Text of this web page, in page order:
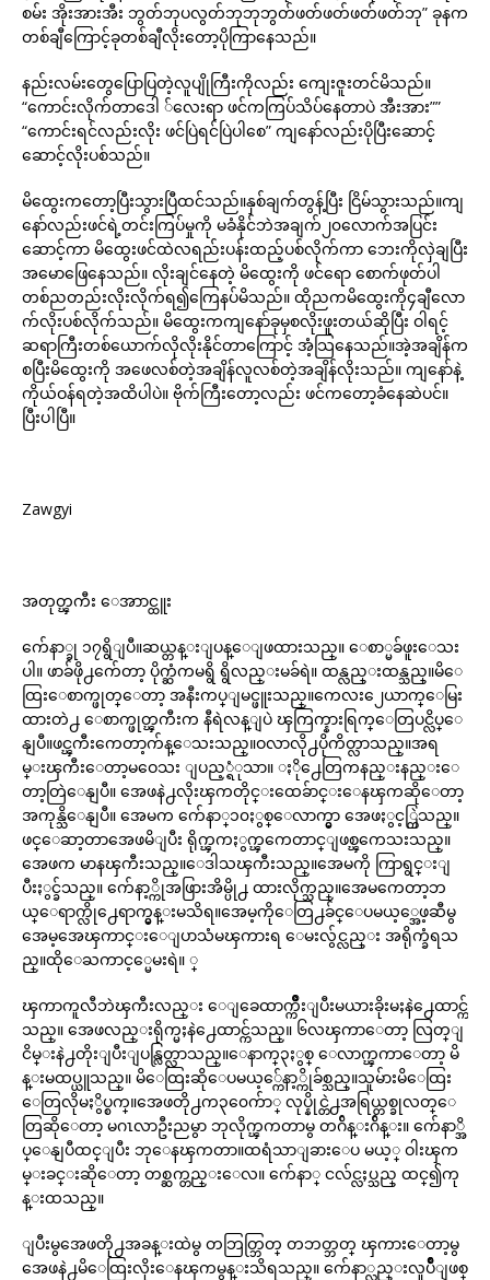
စမ်း အိုးအားအီး ဘွတ်ဘုပလွတ်ဘုဘုဘွတ်ဖတ်ဖတ်ဖတ်ဖတ်ဘု” ခုနက
တစ်ချီကြောင့်ခုတစ်ချီလိုးတော့ပိုကြာနေသည်။
နည်းလမ်းတွေပြောပြတဲ့လူပျိုကြီးကိုလည်း ကျေးဇူးတင်မိသည်။
“ကောင်းလိုက်တာဒေါ ်လေးရာ ဖင်ကကြပ်သိပ်နေတာပဲ အီးအား””
“ကောင်းရင်လည်းလိုး ဖင်ပြဲရင်ပြဲပါစေ” ကျနော်လည်းပိုပြီးဆောင့်
ဆောင့်လိုးပစ်သည်။
မိထွေးကတော့ပြီးသွားပြီထင်သည်။နှစ်ချက်တွန့်ပြီး ငြိမ်သွားသည်။ကျ
နော်လည်းဖင်ရဲ့တင်းကြပ်မှုကို မခံနိုင်ဘဲအချက်၂၀လောက်အပြင်း
ဆောင့်ကာ မိထွေးဖင်ထဲလရည်းပန်းထည့်ပစ်လိုက်ကာ ဘေးကိုလှဲချပြီး
အမောဖြေနေသည်။ လိုးချင်နေတဲ့ မိထွေးကို ဖင်ရော စောက်ဖုတ်ပါ
တစ်ညတည်းလိုးလိုက်ရ၍ကြေနပ်မိသည်။ ထိုညကမိထွေးကို၄ချီလော
က်လိုးပစ်လိုက်သည်။ မိထွေးကကျနော်ခုမှစလိုးဖူးတယ်ဆိုပြီး ဝါရင့်
ဆရာကြီးတစ်ယောက်လိုလိုးနိုင်တာကြောင့် အံ့သြနေသည်။အဲ့အချိန်က
စပြီးမိထွေးကို အဖေလစ်တဲ့အချိန်လူလစ်တဲ့အချိန်လိုးသည်။ ကျနော်နဲ့
ကိုယ်ဝန်ရတဲ့အထိပါပဲ။ ဗိုက်ကြီးတော့လည်း ဖင်ကတော့ခံနေဆဲပင်။
ပြီးပါပြီ။
Zawgyi
အတုတ္ၾကီး ေအာာင္ထူး
က်ေနာ္ခု ၁၇ရွိျပီ။ဆယ္တန္းျပန္ေျဖထားသည္။ ေစာ္မခ်ဖူးေသး
ပါ။ ဖာခ်ဖို႕က်ေတာ့ ပိုက္ဆံကမရွိ ရွိလည္းမခ်ရဲ။ ထန္လည္းထန္သည္။မိေ
ထြးေစာက္ဖုတ္ေတာ့ အနီးကပ္ျမင္ဖူးသည္။ကေလး၂ေယာက္ေမြး
ထားတဲ႕ ေစာက္ဖုတ္ၾကီးက နီရဲလန္ျပဲ ၾကြက္နားရြက္ေတြပင္လိပ္ေ
နျပီ။ဖင္ၾကီးကေတာ့က်န္ေသးသည္။ဝလာလို႕ပိုကိတ္လာသည္။အရ
မ္းၾကီးေတာ့မဝေသး ျပည့္ရံုသာ။ ႏို႕ေတြကနည္းနည္းေ
တာ့တြဲေနျပီ။ အေဖနဲ႕လိုးၾကတိုင္းထေခ်ာင္းေနၾကဆိုေတာ့
အကုန္သိေနျပီ။ အေမက က်ေနာ္၁၀ႏွစ္ေလာက္မွာ အေဖႏွင့္ကြဲသည္။
ဖင္ေဆာ့တာအေဖမိျပီး ရိုက္ၾကႏွက္ၾကေတာင္ျဖစ္ၾကေသးသည္။
အေဖက မာနၾကီးသည္။ေဒါသၾကီးသည္။အေမကို ကြာရွင္းျ
ပီးႏွင္ခ်သည္။ က်ေနာ့္ကိုအဖြားအိမ္ပို႕ ထားလိုက္သည္။အေမကေတာ့ဘ
ယ္ေရာက္လို႕ေရာက္မွန္းမသိရ။အေမ့ကိုေတြ႕ခ်င္ေပမယ့္အေဖ့ဆီမွ
အေမ့အေၾကာင္းေျပာသံမၾကားရ ေမးလ်ွင္လည္း အရိုက္ခံရသ
ည္။ထိုေႀကာင့္မေမးရဲ။ ္
ၾကာကူလီဘဲၾကီးလည္း ေျခေထာက္က်ိဳးျပီးမယားခိုးမႈနဲ႕ေထာင္က်
သည္။ အေဖလည္းရိုက္မႈနဲ႕ေထာင္က်သည္။ ၆လၾကာေတာ့ လြတ္ျ
ငိမ္းနဲ႕တိုးျပီးျပန္လြတ္လာသည္။ေနာက္၃ႏွစ္ ေလာက္ၾကာေတာ့ မိ
န္းမထပ္ယူသည္။ မိေထြးဆိုေပမယ့္က်ေနာ့္ကိုခ်စ္သည္။သူမ်ားမိေထြး
ေတြလိုမႏွိပ္စက္။အေဖတို႕က၃၀ေက်ာ္ လုပ္နိုင္တဲ႕အရြယ္တစ္ခုလတ္ေ
တြဆိုေတာ့ မဂၤလာဦးညမွာ ဘုလိုက္ၾကတာမွ တဂ်ိန္းဂ်ိန္း။ က်ေနာ္အိ
ပ္ေနျပီထင္ျပီး ဘုေနၾကတာ။ထရံသာျခားေပ မယ့္ ဝါးၾက
မ္းခင္းဆိုေတာ့ တစ္ဆက္တည္းေလ။ က်ေနာ္ ငလ်င္လႈပ္သည္ ထင္၍ကု
န္းထသည္။
ျပီးမွအေဖတို႕အခန္းထဲမွ တဘြတ္ဘြတ္ တဘတ္ဘတ္ ၾကားေတာ့မွ
အေဖနဲ႕မိေထြးလိုးေနၾကမွန္းသိရသည္။ က်ေနာ္လည္းလူပ်ိဳျဖစ္